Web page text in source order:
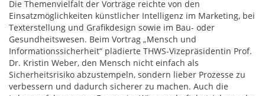
Die Themenvielfalt der Vorträge reichte von den
Einsatzmöglichkeiten künstlicher Intelligenz im Marketing, bei
Texterstellung und Grafikdesign sowie im Bau- oder
Gesundheitswesen. Beim Vortrag „Mensch und
Informationssicherheit“ plädierte THWS-Vizepräsidentin Prof.
Dr. Kristin Weber, den Mensch nicht einfach als
Sicherheitsrisiko abzustempeln, sondern lieber Prozesse zu
verbessern und dadurch sicherer zu machen. Auch die